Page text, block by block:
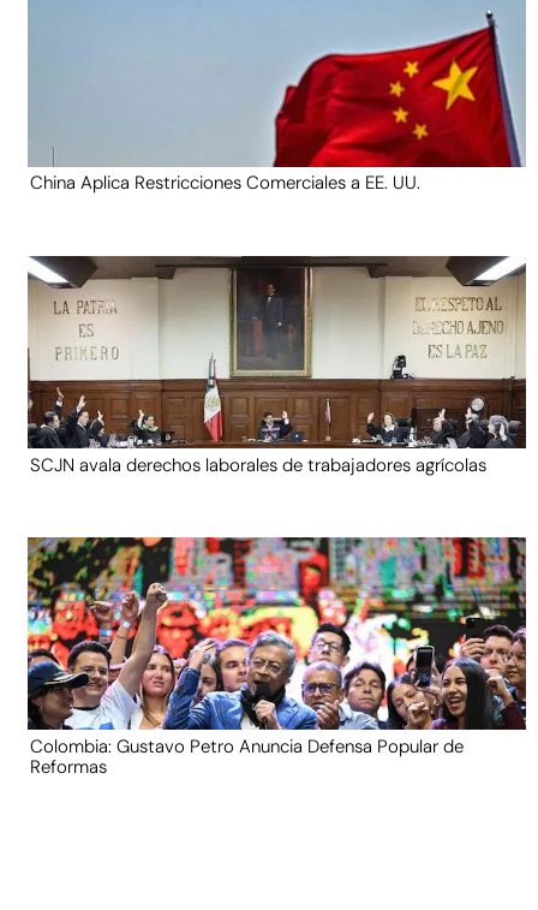
China Aplica Restricciones Comerciales a EE. UU.
SCJN avala derechos laborales de trabajadores agrícolas
Colombia: Gustavo Petro Anuncia Defensa Popular de
Reformas